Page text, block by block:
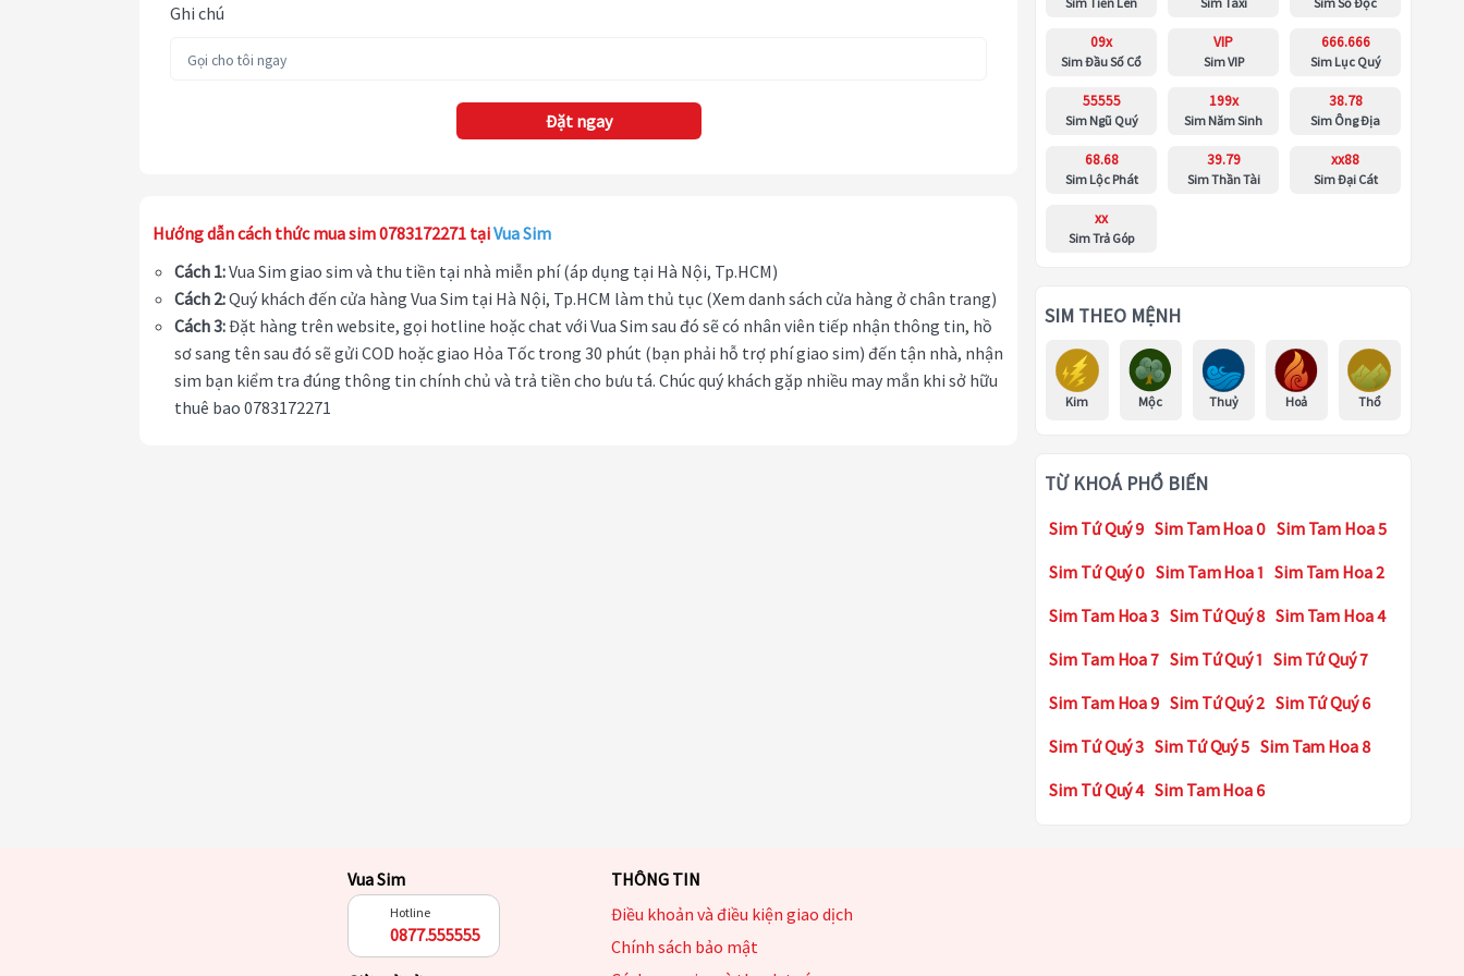
Ghi chú
Đặt ngay
Hướng dẫn cách thức mua sim 0783172271 tạiVua Sim
Cách 1:Vua Sim giao sim và thu tiền tại nhà miễn phí (áp dụng tại Hà Nội, Tp.HCM)
Cách 2:Quý khách đến cửa hàng Vua Sim tại Hà Nội, Tp.HCM làm thủ tục (Xem danh sách cửa hàng ở chân trang)
Cách 3:Đặt hàng trên website, gọi hotline hoặc chat với Vua Sim sau đó sẽ có nhân viên tiếp nhận thông tin, hồ
sơ sang tên sau đó sẽ gửi COD hoặc giao Hỏa Tốc trong 30 phút (bạn phải hỗ trợ phí giao sim) đến tận nhà, nhận
sim bạn kiểm tra đúng thông tin chính chủ và trả tiền cho bưu tá. Chúc quý khách gặp nhiều may mắn khi sở hữu
thuê bao 0783172271
09x
Sim Đầu Số Cổ
VIP
Sim VIP
666.666
Sim Lục Quý
55555
Sim Ngũ Quý
199x
Sim Năm Sinh
38.78
Sim Ông Địa
68.68
Sim Lộc Phát
39.79
Sim Thần Tài
xx88
Sim Đại Cát
xx
Sim Trả Góp
SIM THEO MỆNH
Kim Mộc Thuỷ Hoả Thổ
TỪ KHOÁ PHỔ BIẾN
Sim Tứ Quý 9 Sim Tam Hoa 0 Sim Tam Hoa 5
Sim Tứ Quý 0 Sim Tam Hoa 1 Sim Tam Hoa 2
Sim Tam Hoa 3 Sim Tứ Quý 8 Sim Tam Hoa 4
Sim Tam Hoa 7 Sim Tứ Quý 1 Sim Tứ Quý 7
Sim Tam Hoa 9 Sim Tứ Quý 2 Sim Tứ Quý 6
Sim Tứ Quý 3 Sim Tứ Quý 5 Sim Tam Hoa 8
Sim Tứ Quý 4 Sim Tam Hoa 6
Vua Sim
Hotline
0877.555555
THÔNG TIN
Điều khoản và điều kiện giao dịch
Chính sách bảo mật